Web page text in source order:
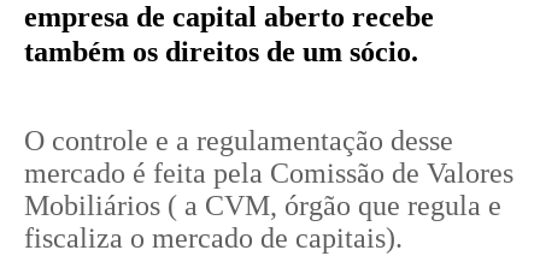
empresa de capital aberto recebe
também os direitos de um sócio.
O controle e a regulamentação desse
mercado é feita pela Comissão de Valores
Mobiliários ( a CVM, órgão que regula e
fiscaliza o mercado de capitais).